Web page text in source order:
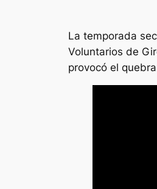
La temporada
Voluntarios de
provocó el